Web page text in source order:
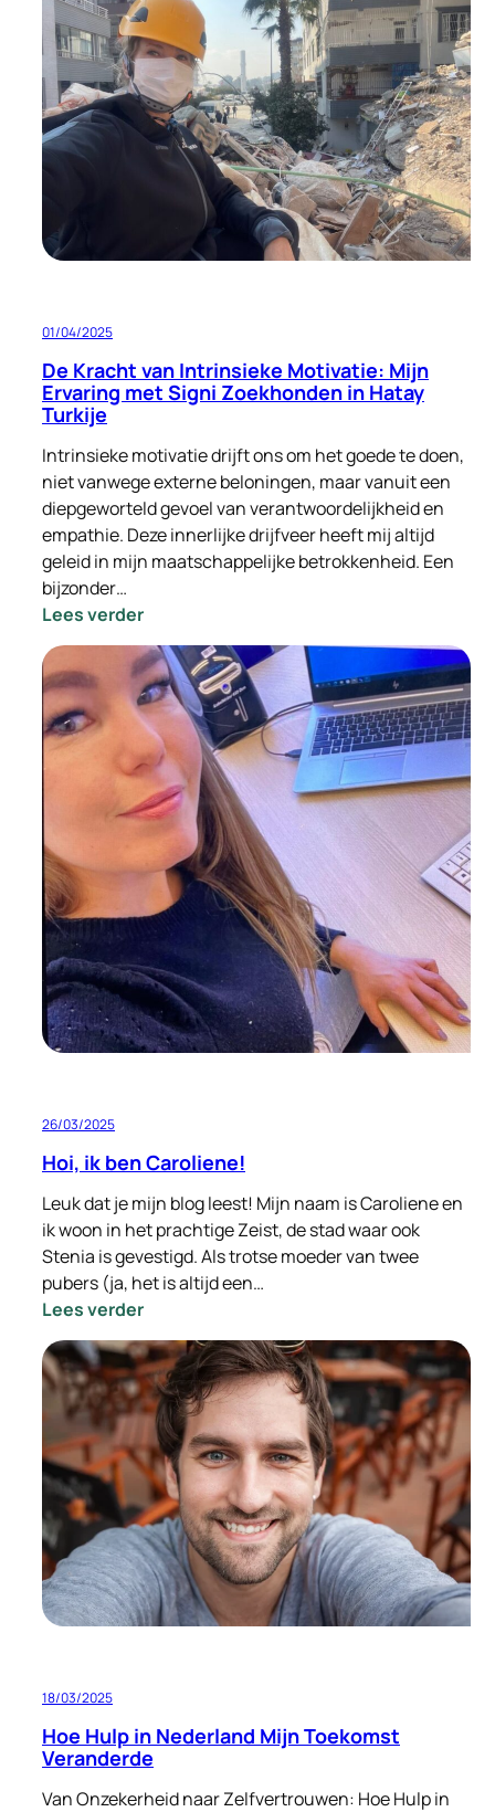
leefruimte:
hoe
doorstroomlocaties
mensen
én
gemeenten
vooruit
helpen
01/04/2025
De Kracht van Intrinsieke Motivatie: Mijn
Ervaring met Signi Zoekhonden in Hatay
Turkije
Intrinsieke motivatie drijft ons om het goede te doen,
niet vanwege externe beloningen, maar vanuit een
diepgeworteld gevoel van verantwoordelijkheid en
empathie. Deze innerlijke drijfveer heeft mij altijd
geleid in mijn maatschappelijke betrokkenheid. Een
bijzonder…
Lees verder:
De
Kracht
van
Intrinsieke
Motivatie:
Mijn
Ervaring
met
Signi
Zoekhonden
Hatay
Turkije
26/03/2025
Hoi, ik ben Caroliene!
Leuk dat je mijn blog leest! Mijn naam is Caroliene en
ik woon in het prachtige Zeist, de stad waar ook
Stenia is gevestigd. Als trotse moeder van twee
pubers (ja, het is altijd een…
Lees verder:
Hoi,
ik
ben
Caroliene!
18/03/2025
Hoe Hulp in Nederland Mijn Toekomst
Veranderde
Van Onzekerheid naar Zelfvertrouwen: Hoe Hulp in